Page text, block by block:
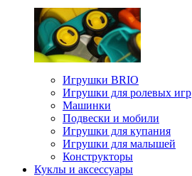
Игрушки BRIO
Игрушки для ролевых игр
Машинки
Подвески и мобили
Игрушки для купания
Игрушки для малышей
Конструкторы
Куклы и аксессуары